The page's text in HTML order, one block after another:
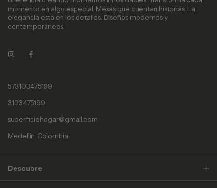
momento en algo especial. Mesas que cuentan historias. La
elegancia esta en los detalles. Diseños modernos y
contemporáneos.
573103475199
3103475199
superficiehogar@gmail.com
Medellin, Colombia
Descubre